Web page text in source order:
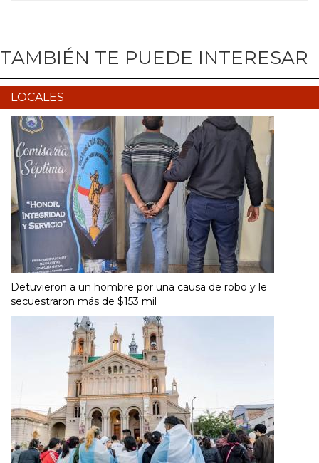
TAMBIÉN TE PUEDE INTERESAR
LOCALES
Detuvieron a un hombre por una causa de robo y le
secuestraron más de $153 mil